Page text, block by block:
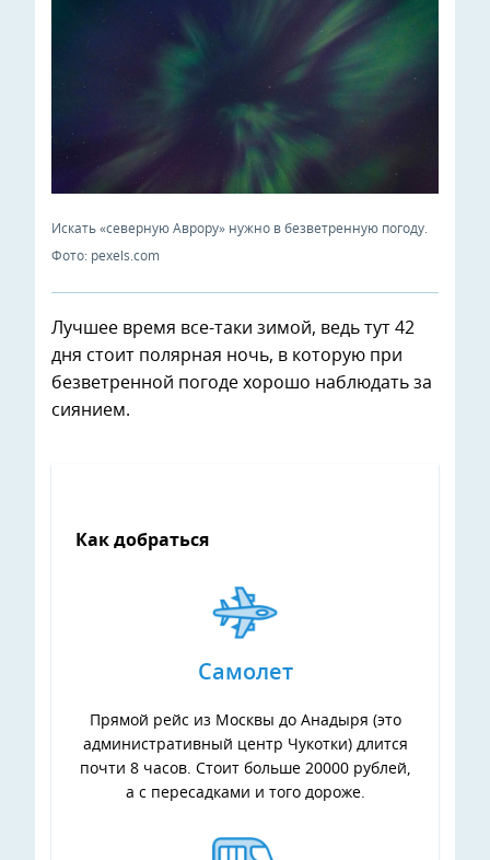
Искать «северную Аврору» нужно в безветренную погоду.
Фото: pexels.com
Лучшее время все-таки зимой, ведь тут 42
дня стоит полярная ночь, в которую при
безветренной погоде хорошо наблюдать за
сиянием.
Как добраться
Самолет
Прямой рейс из Москвы до Анадыря (это
административный центр Чукотки) длится
почти 8 часов. Стоит больше 20000 рублей,
а с пересадками и того дороже.